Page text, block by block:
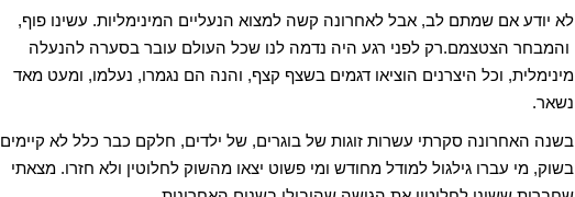
לא יודע אם שמתם לב, אבל לאחרונה קשה למצוא הנעליים המינימליות. עשינו פוף,
והמבחר הצטצמם.רק לפני רגע היה נדמה לנו שכל העולם עובר בסערה להנעלה
מינימלית, וכל היצרנים הוציאו דגמים בשצף קצף, והנה הם נגמרו, נעלמו, ומעט מאד
נשאר.
בשנה האחרונה סקרתי עשרות זוגות של בוגרים, של ילדים, חלקם כבר כלל לא קיימים
בשוק, מי עברו גילגול למודל מחודש ומי פשוט יצאו מהשוק לחלוטין ולא חזרו. מצאתי